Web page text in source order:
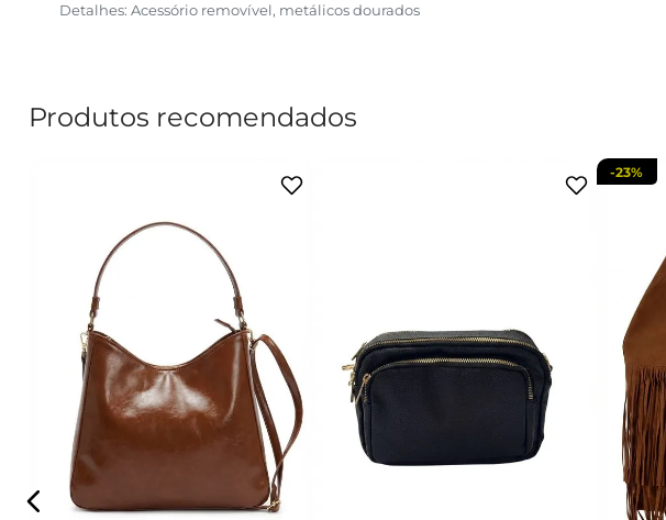
Detalhes: Acessório removível, metálicos dourados
Produtos recomendados
-23%